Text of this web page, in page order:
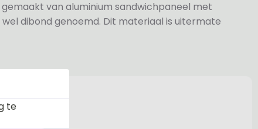
van aluminium sandwichpaneel met
dibond genoemd. Dit materiaal is uitermate
te